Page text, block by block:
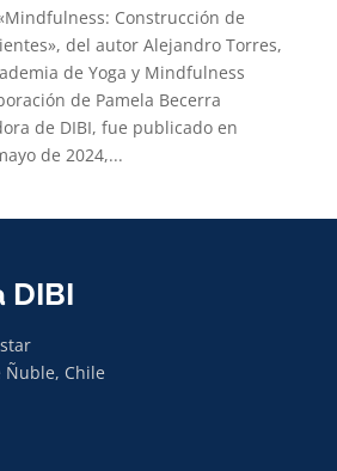
Construcción de
del autor Alejandro Torres,
de Yoga y Mindfulness
de Pamela Becerra
de DIBI, fue publicado en
de 2024,...
DIBI
Ñuble, Chile